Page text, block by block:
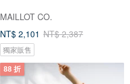
MAILLOT CO.
NT$ 2,101 NT$ 2,387
獨家販售
88 折